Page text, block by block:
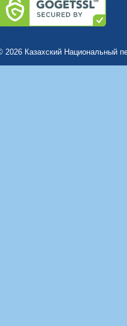
2026 Казахский Национальный